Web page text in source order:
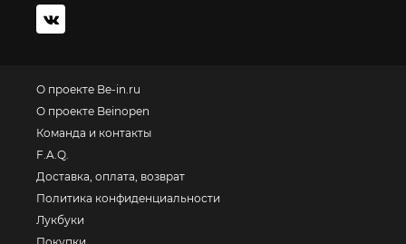
О проекте Be-in.ru
О проекте Beinopen
Команда и контакты
F.A.Q.
Доставка, оплата, возврат
Политика конфиденциальности
Лукбуки